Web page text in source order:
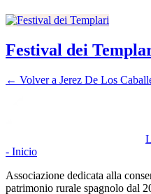
Festival dei
← Volver a Jerez De Los
- Inicio
Associazione dedicata alla
patrimonio rurale spagnolo dal